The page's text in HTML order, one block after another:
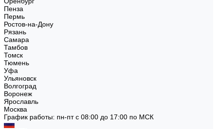
Пенза
Пермь
Ростов-на-Дону
Рязань
Самара
Тамбов
Томск
Тюмень
Уфа
Ульяновск
Волгоград
Воронеж
Ярославль
Москва
График работы: пн-пт с 08:00 до 17:00 по МСК